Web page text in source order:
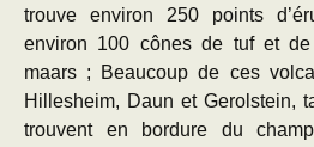
trouve environ 250 points
environ 100 cônes de tuf et
maars ; Beaucoup de ces
Hillesheim, Daun et Gerolstein,
trouvent en bordure du